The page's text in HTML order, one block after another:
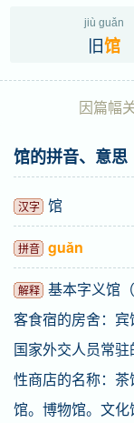
jiù guǎn
旧馆
因篇幅
馆的拼音、意思
汉字 馆
拼音 guǎn
解释 基本字义馆
客食宿的房舍：
国家外交人员常
性商店的名称：
馆。博物馆。文